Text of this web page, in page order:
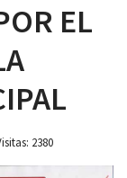
EL
2380